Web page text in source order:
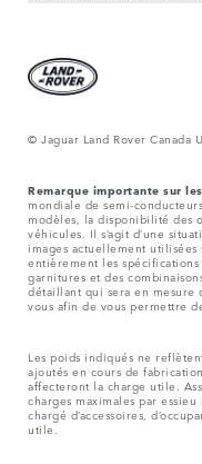
© Jaguar Land Rover Canada
Remarque importante sur
mondiale de semi-
modèles, la disponibilité des
véhicules. Il s’agit d’une
images actuellement
entièrement les
garnitures et des
détaillant qui sera en
vous afin de vous permettre
Les poids indiqués ne
ajoutés en cours de
affecteront la charge utile.
charges maximales par
chargé d’accessoires,
utile.